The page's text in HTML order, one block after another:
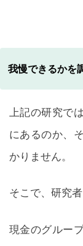
我慢できるかを
上記の研究で
にあるのか、
かりません。
そこで、研究
現金のグルー